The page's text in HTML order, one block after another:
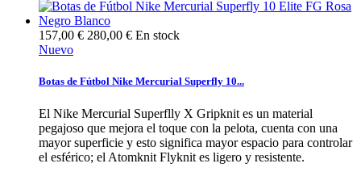
157,00 € 280,00 € En stock
Nuevo
Botas de Fútbol Nike Mercurial Superfly 10...
El Nike Mercurial Superflly X Gripknit es un material
pegajoso que mejora el toque con la pelota, cuenta con una
mayor superficie y esto significa mayor espacio para controlar
el esférico; el Atomknit Flyknit es ligero y resistente.